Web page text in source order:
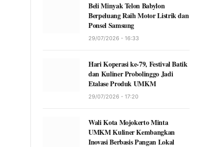
Beli Minyak Telon Babylon
Berpeluang Raih Motor Listrik dan
Ponsel Samsung
29/07/2026 - 16:33
Hari Koperasi ke-79, Festival Batik
dan Kuliner Probolinggo Jadi
Etalase Produk UMKM
29/07/2026 - 17:20
Wali Kota Mojokerto Minta
UMKM Kuliner Kembangkan
Inovasi Berbasis Pangan Lokal